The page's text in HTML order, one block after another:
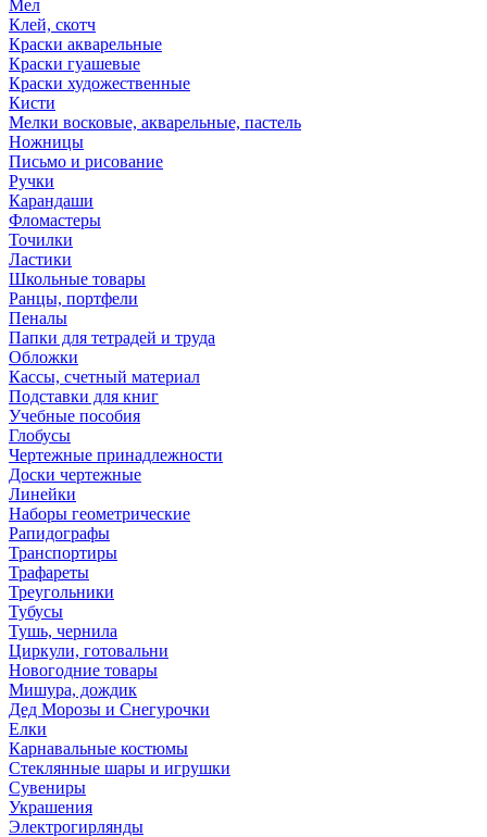
Мел
Клей, скотч
Краски акварельные
Краски гуашевые
Краски художественные
Кисти
Мелки восковые, акварельные, пастель
Ножницы
Письмо и рисование
Ручки
Карандаши
Фломастеры
Точилки
Ластики
Школьные товары
Ранцы, портфели
Пеналы
Папки для тетрадей и труда
Обложки
Кассы, счетный материал
Подставки для книг
Учебные пособия
Глобусы
Чертежные принадлежности
Доски чертежные
Линейки
Наборы геометрические
Рапидографы
Транспортиры
Трафареты
Треугольники
Тубусы
Тушь, чернила
Циркули, готовальни
Новогодние товары
Мишура, дождик
Дед Морозы и Снегурочки
Елки
Карнавальные костюмы
Стеклянные шары и игрушки
Сувениры
Украшения
Электрогирлянды